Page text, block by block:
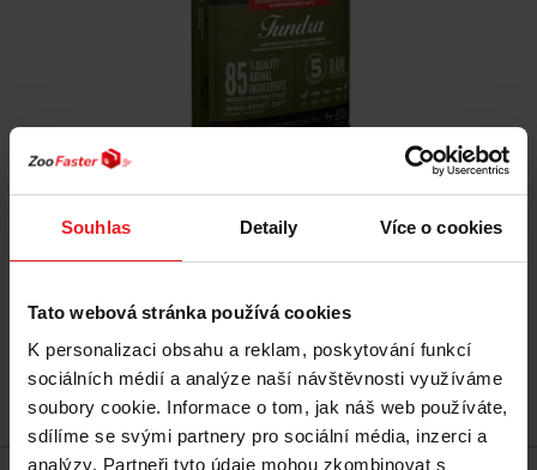
Souhlas Detaily Více o cookies
Tato webová stránka používá cookies
K personalizaci obsahu a reklam, poskytování funkcí
sociálních médií a analýze naší návštěvnosti využíváme
soubory cookie. Informace o tom, jak náš web používáte,
sdílíme se svými partnery pro sociální média, inzerci a
analýzy. Partneři tyto údaje mohou zkombinovat s
ORIJEN Tundra - suché krmivo pro kočky - 5,4 kg
2 148 Kč
Nejnižší cena za posledních 30 dní před slevou:2 148 Kč
Přidat do košíku